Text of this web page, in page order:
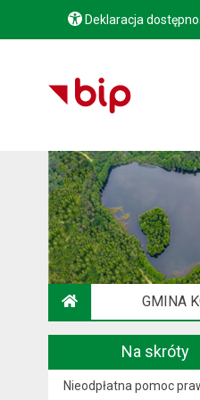
Deklaracja
GMINA
Na skróty
Nieodpłatna pomoc